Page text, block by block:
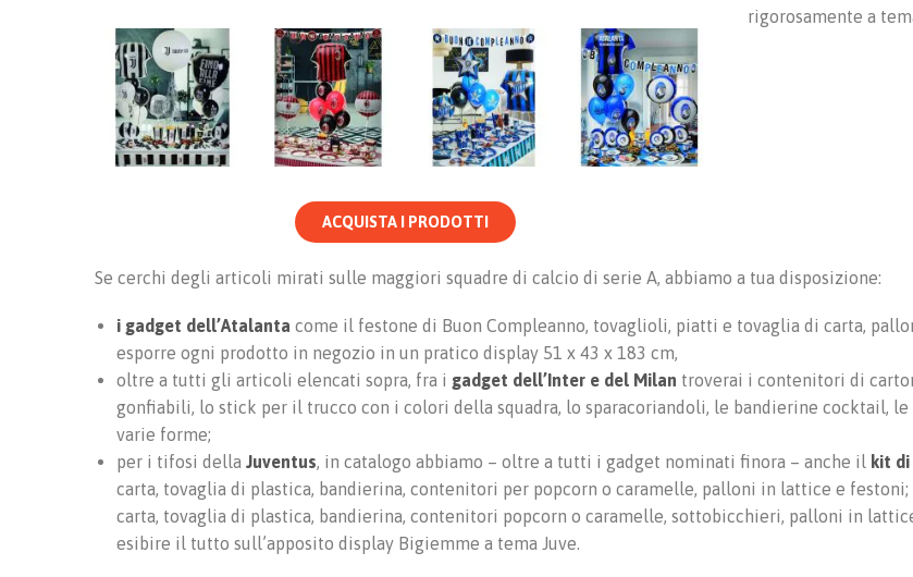
ACQUISTA I PRODOTTI
rigorosamente a
Se cerchi degli articoli mirati sulle maggiori squadre di calcio di serie A, abbiamo a tua disposizione:
i gadget dell’Atalanta come il festone di Buon Compleanno, tovaglioli, piatti e tovaglia di carta,
esporre ogni prodotto in negozio in un pratico display 51 x 43 x 183 cm,
oltre a tutti gli articoli elencati sopra, fra i gadget dell’Inter e del Milan troverai i contenitori di
gonfiabili, lo stick per il trucco con i colori della squadra, lo sparacoriandoli, le bandierine cocktail,
varie forme;
per i tifosi della Juventus, in catalogo abbiamo – oltre a tutti i gadget nominati finora – anche il kit
carta, tovaglia di plastica, bandierina, contenitori per popcorn o caramelle, palloni in lattice e festoni;
carta, tovaglia di plastica, bandierina, contenitori popcorn o caramelle, sottobicchieri, palloni in
esibire il tutto sull’apposito display Bigiemme a tema Juve.